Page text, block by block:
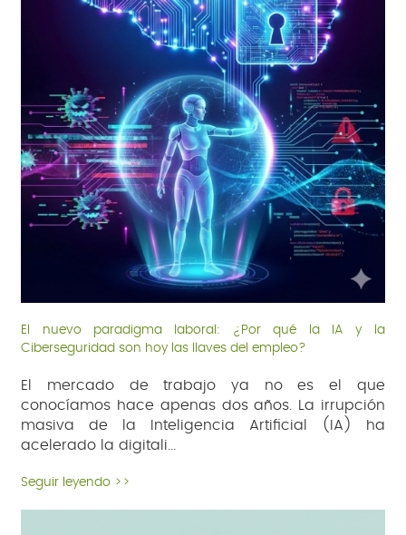
El nuevo paradigma laboral: ¿Por qué la IA y la
Ciberseguridad son hoy las llaves del empleo?
El mercado de trabajo ya no es el que
conocíamos hace apenas dos años. La irrupción
masiva de la Inteligencia Artificial (IA) ha
acelerado la digitali
Seguir leyendo